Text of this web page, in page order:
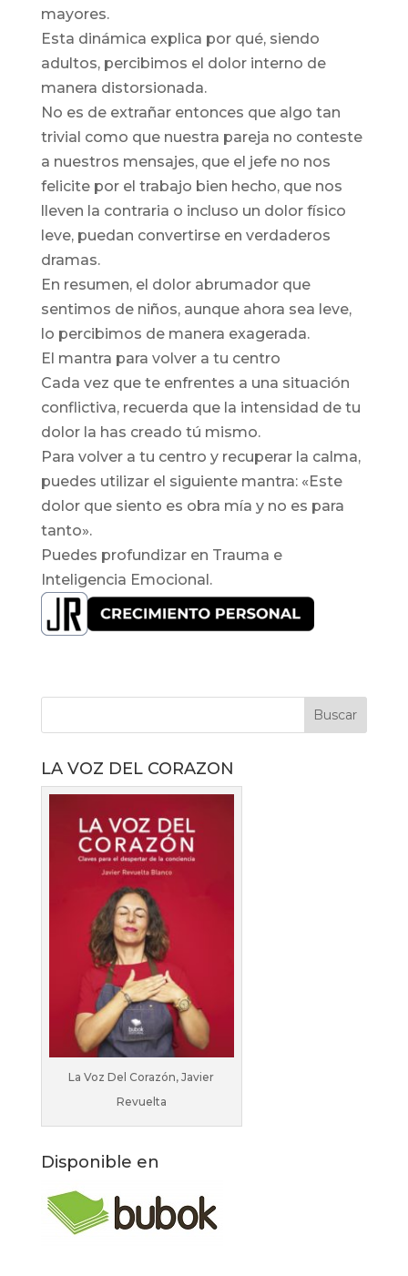
mayores.
Esta dinámica explica por qué, siendo
adultos, percibimos el dolor interno de
manera distorsionada.
No es de extrañar entonces que algo tan
trivial como que nuestra pareja no conteste
a nuestros mensajes, que el jefe no nos
felicite por el trabajo bien hecho, que nos
lleven la contraria o incluso un dolor físico
leve, puedan convertirse en verdaderos
dramas.
En resumen, el dolor abrumador que
sentimos de niños, aunque ahora sea leve,
lo percibimos de manera exagerada.
El mantra para volver a tu centro
Cada vez que te enfrentes a una situación
conflictiva, recuerda que la intensidad de tu
dolor la has creado tú mismo.
Para volver a tu centro y recuperar la calma,
puedes utilizar el siguiente mantra: «Este
dolor que siento es obra mía y no es para
tanto».
Puedes profundizar en Trauma e
Inteligencia Emocional.
LA VOZ DEL CORAZON
La Voz Del Corazón, Javier
Revuelta
Disponible en